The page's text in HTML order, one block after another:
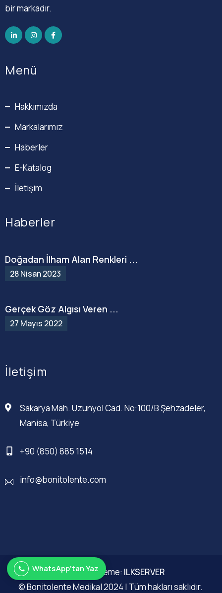
bir markadır.
Menü
Hakkımızda
Markalarımız
Haberler
E-Katalog
İletişim
Haberler
Doğadan İlham Alan Renkleri ...
28 Nisan 2023
Gerçek Göz Algısı Veren ...
27 Mayıs 2022
İletişim
Sakarya Mah. Uzunyol Cad. No:100/B Şehzadeler,
Manisa, Türkiye
+90 (850) 885 1514
info@bonitolente.com
Web Düzenleme: ILKSERVER
© Bonitolente Medikal 2024 | Tüm hakları saklıdır.
WhatsApp'tan Yaz